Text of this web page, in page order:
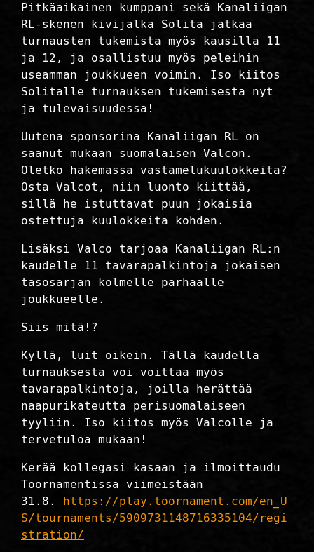
Pitkäaikainen kumppani sekä Kanaliigan
RL-skenen kivijalka Solita jatkaa
turnausten tukemista myös kausilla 11
ja 12, ja osallistuu myös peleihin
useamman joukkueen voimin. Iso kiitos
Solitalle turnauksen tukemisesta nyt
ja tulevaisuudessa!
Uutena sponsorina Kanaliigan RL on
saanut mukaan suomalaisen Valcon.
Oletko hakemassa vastamelukuulokkeita?
Osta Valcot, niin luonto kiittää,
sillä he istuttavat puun jokaisia
ostettuja kuulokkeita kohden.
Lisäksi Valco tarjoaa Kanaliigan RL:n
kaudelle 11 tavarapalkintoja jokaisen
tasosarjan kolmelle parhaalle
joukkueelle.
Siis mitä!?
Kyllä, luit oikein. Tällä kaudella
turnauksesta voi voittaa myös
tavarapalkintoja, joilla herättää
naapurikateutta perisuomalaiseen
tyyliin. Iso kiitos myös Valcolle ja
tervetuloa mukaan!
Kerää kollegasi kasaan ja ilmoittaudu
Toornamentissa viimeistään
31.8. https://play.toornament.com/en_U
S/tournaments/5909731148716335104/regi
stration/